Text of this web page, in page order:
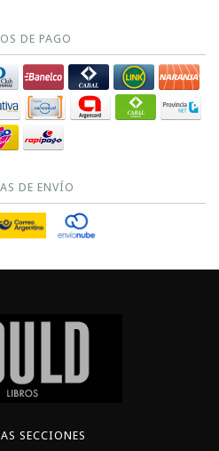
DE PAGO
DE ENVÍO
SECCIONES